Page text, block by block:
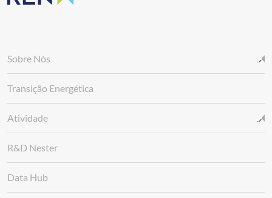
Sobre Nós
Transição Energética
Atividade
R&D Nester
Data Hub